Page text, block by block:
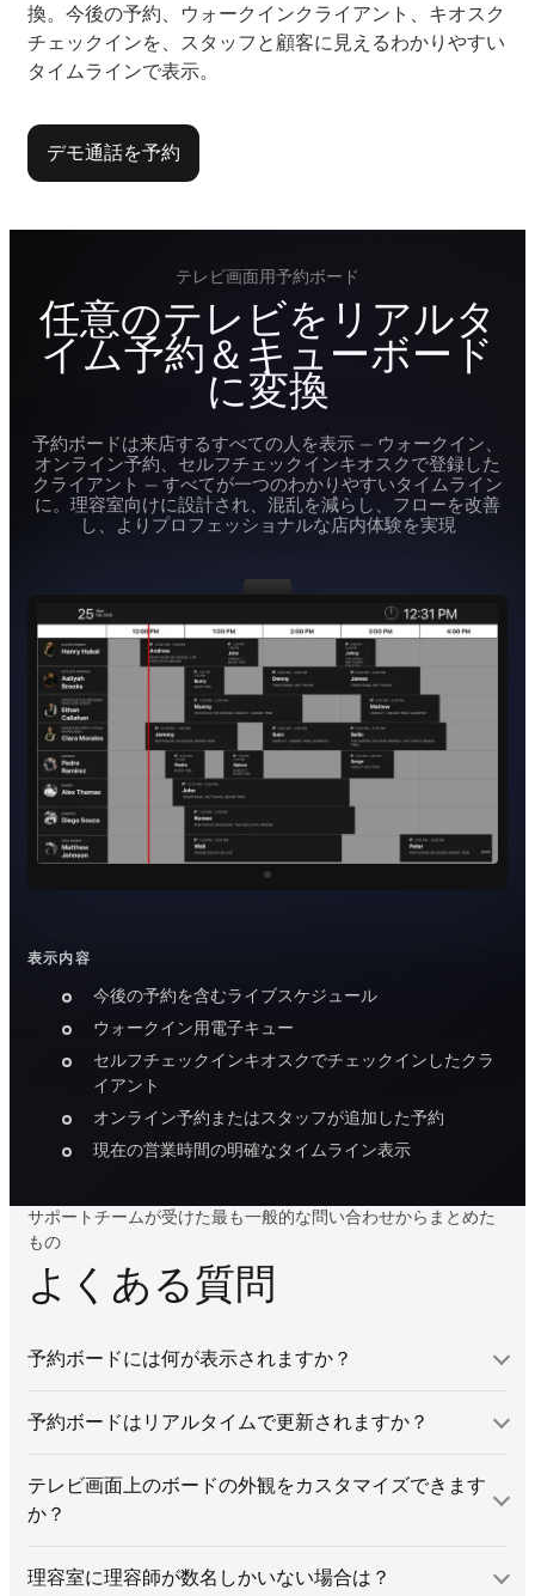
換。今後の予約、ウォークインクライアント、キオスク
チェックインを、スタッフと顧客に見えるわかりやすい
タイムラインで表示。
デモ通話を予約
テレビ画面用予約ボード
任意のテレビをリアルタ
イム予約＆キューボード
に変換
予約ボードは来店するすべての人を表示 — ウォークイン、
オンライン予約、セルフチェックインキオスクで登録した
クライアント — すべてが一つのわかりやすいタイムライン
に。理容室向けに設計され、混乱を減らし、フローを改善
し、よりプロフェッショナルな店内体験を実現
表示内容
今後の予約を含むライブスケジュール
ウォークイン用電子キュー
セルフチェックインキオスクでチェックインしたクラ
イアント
オンライン予約またはスタッフが追加した予約
現在の営業時間の明確なタイムライン表示
サポートチームが受けた最も一般的な問い合わせからまとめた
もの
よくある質問
予約ボードには何が表示されますか？
予約ボードはリアルタイムで更新されますか？
テレビ画面上のボードの外観をカスタマイズできます
か？
理容室に理容師が数名しかいない場合は？